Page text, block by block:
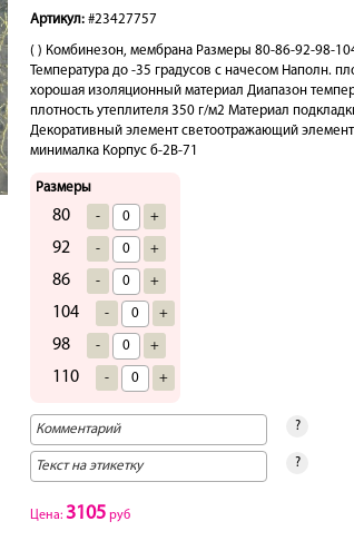
Артикул: #23427757
( ) Комбинезон, мембрана Размеры 80-86-92-98-
Температура до -35 градусов с начесом Наполн.
хорошая изоляционный материал Диапазон
плотность утеплителя 350 г/м2 Материал
Декоративный элемент светоотражающий элемент
минималка Корпус б-2В-71
Размеры
80 - +
92 - +
86 - +
104 - +
98 - +
110 - +
?
?
Цена: 3105 руб